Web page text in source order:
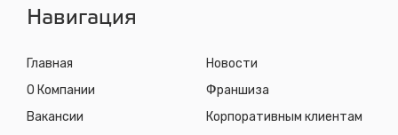
Навигация
Главная
О Компании
Вакансии
Новости
Франшиза
Корпоративным клиентам